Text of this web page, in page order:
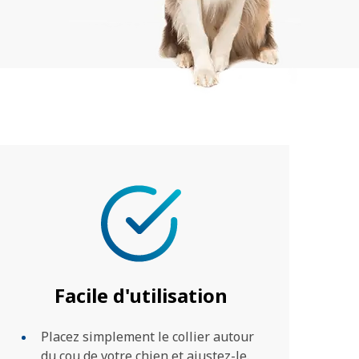
Facile d'utilisation
Placez simplement le collier autour